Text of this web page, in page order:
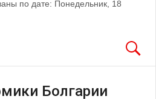
по дате: Понедельник, 18
Болгарии